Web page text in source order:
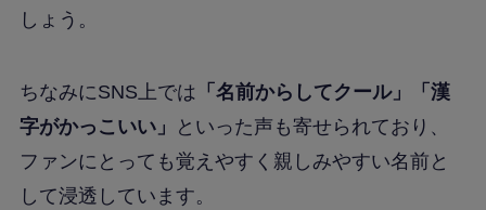
しょう。
ちなみにSNS上では 「名前からしてクール」「漢
字がかっこいい」
といった声も寄せられており、
ファンにとっても覚えやすく親しみやすい名前と
して浸透しています。